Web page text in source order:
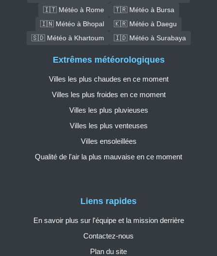
🇮🇹 Météo à Rome
🇹🇷 Météo à Bursa
🇮🇳 Météo à Bhopal
🇰🇷 Météo à Daegu
🇸🇩 Météo à Khartoum
🇮🇩 Météo à Surabaya
Liens rapides
En savoir plus sur l'équipe et la mission derrière
Contactez-nous
Plan du site
Extrêmes météorologiques
Villes les plus chaudes en ce moment
Villes les plus froides en ce moment
Villes les plus pluvieuses
Villes les plus venteuses
Villes ensoleillées
Qualité de l'air la plus mauvaise en ce moment